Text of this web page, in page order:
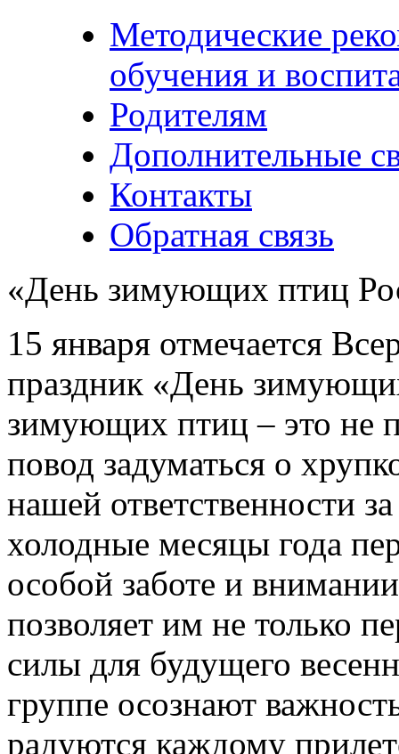
Методические
обучения и
Родителям
Дополнительные
Контакты
Обратная связь
«День зимующих птиц
15 января отмечается
праздник «День
зимующих птиц – это не
повод задуматься о
нашей ответственности
холодные месяцы года
особой заботе и
позволяет им не только
силы для будущего
группе осознают
радуются каждому